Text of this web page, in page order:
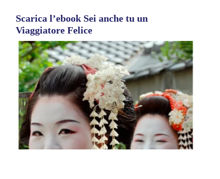
Scarica l’ebook Sei anche tu un
Viaggiatore Felice